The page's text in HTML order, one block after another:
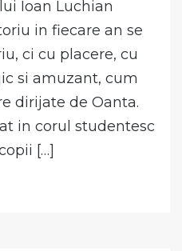
Ioan Luchian
in fiecare an se
ci cu placere, cu
si amuzant, cum
dirijate de Oanta.
in corul studentesc
[…]